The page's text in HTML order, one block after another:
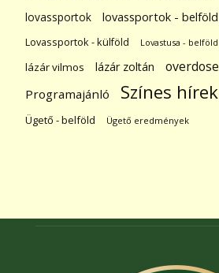
lovassportok lovassportok - belföld
Lovassportok - külföld Lovastusa - belföld
lázár vilmos lázár zoltán overdose
Programajánló Színes hírek
Ügető - belföld Ügető eredmények